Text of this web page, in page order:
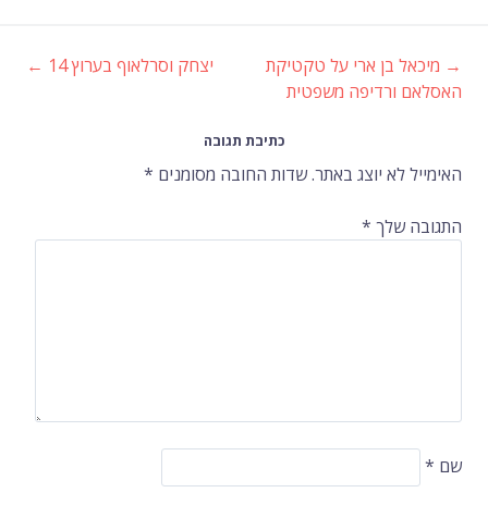
ניווט
ברשומות
→ מיכאל בן ארי על טקטיקת
האסלאם ורדיפה משפטית
יצחק וסרלאוף בערוץ 14 ←
כתיבת תגובה
האימייל לא יוצג באתר.שדות החובה מסומנים *
התגובה שלך *
שם *